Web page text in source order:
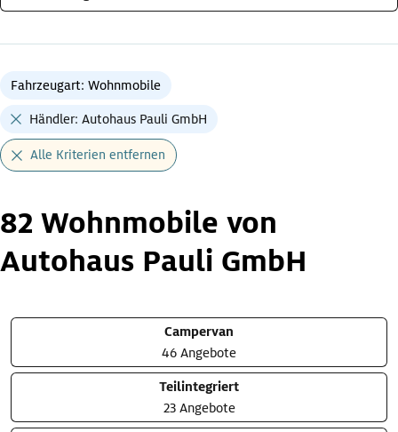
Fahrzeugart: Wohnmobile
Händler: Autohaus Pauli GmbH
Alle Kriterien entfernen
82 Wohnmobile von
Autohaus Pauli GmbH
Campervan
46 Angebote
Teilintegriert
23 Angebote